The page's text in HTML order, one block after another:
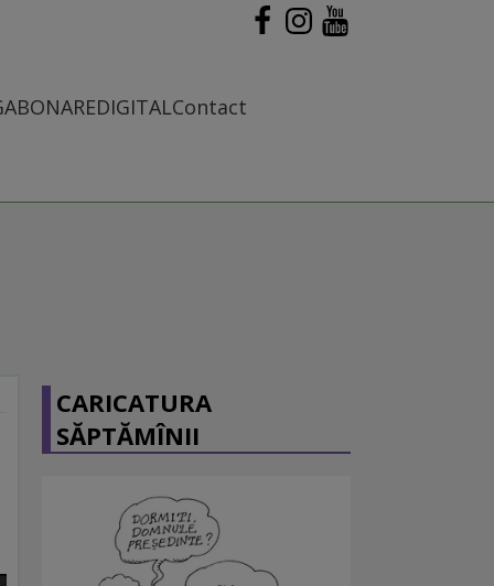
ABONAREDIGITALContact
CARICATURA
SĂPTĂMÎNII